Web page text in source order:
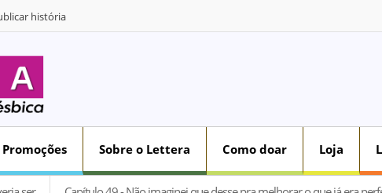
história
Promoções Sobre o Lettera Como doar Loja